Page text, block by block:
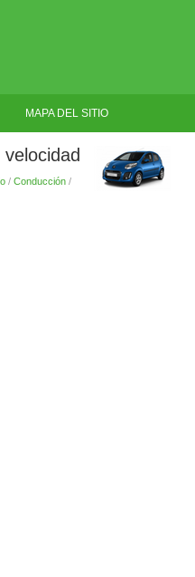
MAPA DEL SITIO
/ Conducción /